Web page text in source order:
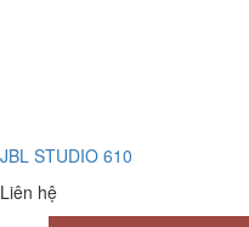
JBL STUDIO 610
Liên hệ